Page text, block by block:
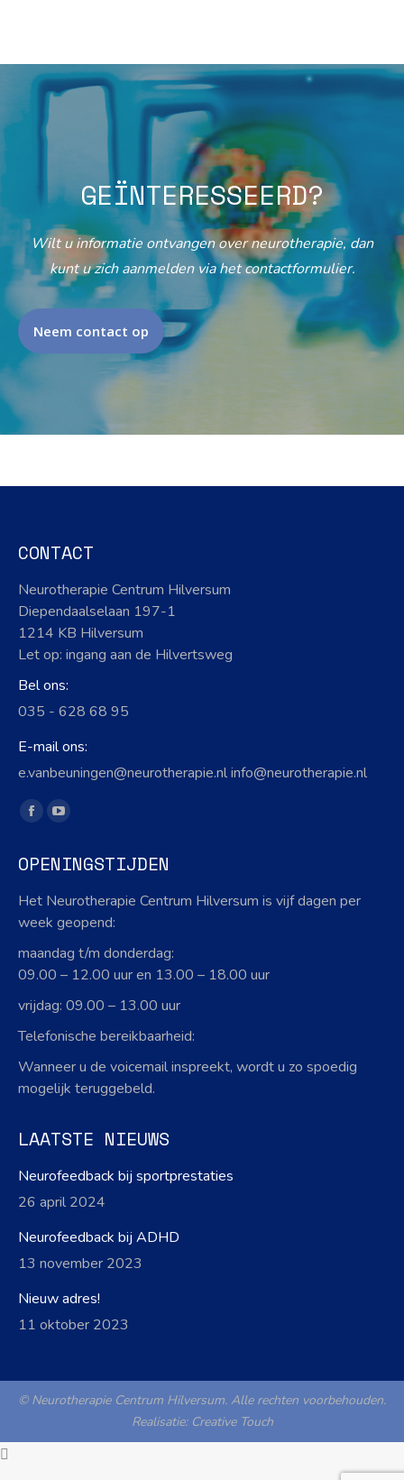
GEÏNTERESSEERD?
Wilt u informatie ontvangen over neurotherapie, dan
kunt u zich aanmelden via het contactformulier.
Neem contact op
CONTACT
Neurotherapie Centrum Hilversum
Diependaalselaan 197-1
1214 KB Hilversum
Let op: ingang aan de Hilvertsweg
Bel ons:
035 - 628 68 95
E-mail ons:
e.vanbeuningen@neurotherapie.nl info@neurotherapie.nl
Vind ons op:
Facebook
opens
in
new
YouTube
opens
new
OPENINGSTIJDEN
Het Neurotherapie Centrum Hilversum is vijf dagen per
week geopend:
maandag t/m donderdag:
09.00 – 12.00 uur en 13.00 – 18.00 uur
vrijdag: 09.00 – 13.00 uur
Telefonische bereikbaarheid:
Wanneer u de voicemail inspreekt, wordt u zo spoedig
mogelijk teruggebeld.
LAATSTE NIEUWS
Neurofeedback bij sportprestaties
26 april 2024
Neurofeedback bij ADHD
13 november 2023
Nieuw adres!
11 oktober 2023
© Neurotherapie Centrum Hilversum. Alle rechten voorbehouden.
Realisatie: Creative Touch